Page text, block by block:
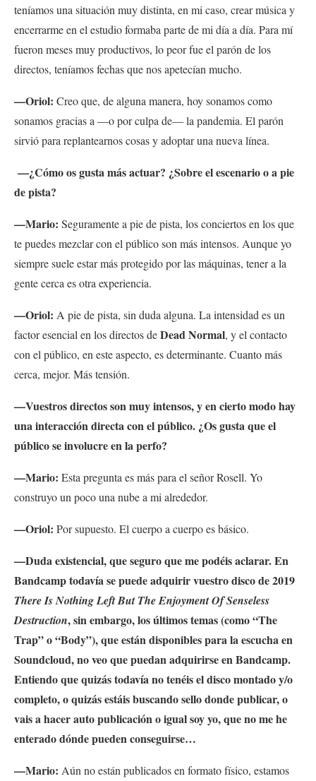
teníamos una situación muy distinta, en mi caso, crear música y
encerrarme en el estudio formaba parte de mi día a día. Para mí
fueron meses muy productivos, lo peor fue el parón de los
directos, teníamos fechas que nos apetecían mucho.
—Oriol: Creo que, de alguna manera, hoy sonamos como
sonamos gracias a —o por culpa de— la pandemia. El parón
sirvió para replantearnos cosas y adoptar una nueva línea.
—¿Cómo os gusta más actuar? ¿Sobre el escenario o a pie
de pista?
—Mario: Seguramente a pie de pista, los conciertos en los que
te puedes mezclar con el público son más intensos. Aunque yo
siempre suele estar más protegido por las máquinas, tener a la
gente cerca es otra experiencia.
—Oriol: A pie de pista, sin duda alguna. La intensidad es un
factor esencial en los directos deDead Normal, y el contacto
con el público, en este aspecto, es determinante. Cuanto más
cerca, mejor. Más tensión.
—Vuestros directos son muy intensos, y en cierto modo hay
una interacción directa con el público. ¿Os gusta que el
público se involucre en la perfo?
—Mario: Esta pregunta es más para el señor Rosell. Yo
construyo un poco una nube a mi alrededor.
—Oriol: Por supuesto. El cuerpo a cuerpo es básico.
—Duda existencial, que seguro que me podéis aclarar.En
Bandcamp todavía se puede adquirir vuestro disco de 2019
There Is Nothing Left But The Enjoyment Of Senseless
Destruction, sin embargo, los últimos temas (como “The
Trap” o “Body”), que están disponibles para la escucha en
Soundcloud, no veo que puedan adquirirse en Bandcamp.
Entiendo que quizás todavía no tenéis el disco montado y/o
completo, o quizás estáis buscando sello donde publicar, o
vais a hacer auto publicación o igual soy yo, que no me he
enterado dónde pueden conseguirse…
—Mario: Aún no están publicados en formato físico, estamos